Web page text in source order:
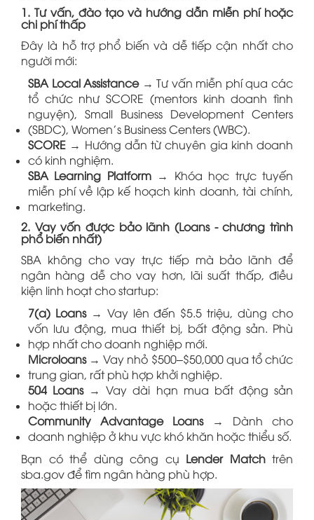
1. Tư vấn, đào tạo và hướng dẫn miễn phí hoặc
chi phí thấp
Đây là hỗ trợ phổ biến và dễ tiếp cận nhất cho
người mới:
SBA Local Assistance→ Tư vấn miễn phí qua các
tổ chức như SCORE (mentors kinh doanh tình
nguyện), Small Business Development Centers
(SBDC), Women's Business Centers (WBC).
SCORE → Hướng dẫn từ chuyên gia kinh doanh
có kinh nghiệm.
SBA Learning Platform→ Khóa học trực tuyến
miễn phí về lập kế hoạch kinh doanh, tài chính,
marketing.
2. Vay vốn được bảo lãnh (Loans - chương trình
phổ biến nhất)
SBA không cho vay trực tiếp mà bảo lãnh để
ngân hàng dễ cho vay hơn, lãi suất thấp, điều
kiện linh hoạt cho startup:
7(a) Loans→ Vay lên đến $5.5 triệu, dùng cho
vốn lưu động, mua thiết bị, bất động sản. Phù
hợp nhất cho doanh nghiệp mới.
Microloans→ Vay nhỏ $500–$50,000 qua tổ chức
trung gian, rất phù hợp khởi nghiệp.
504 Loans→ Vay dài hạn mua bất động sản
hoặc thiết bị lớn.
Community Advantage Loans→ Dành cho
doanh nghiệp ở khu vực khó khăn hoặc thiểu số.
Bạn có thể dùng công cụ Lender Matchtrên
sba.gov để tìm ngân hàng phù hợp.